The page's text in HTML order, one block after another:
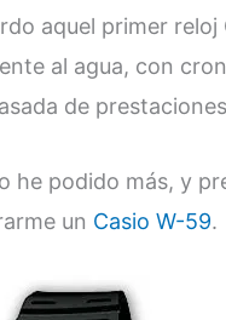
aquel primer
al agua, con
de
he podido más, y
un Casio W-59.